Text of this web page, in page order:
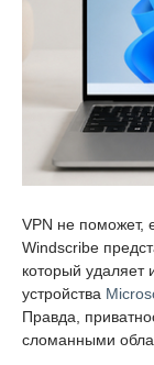
VPN не поможет,
Windscribe
который удаляет
устройства
Правда,
сломанными